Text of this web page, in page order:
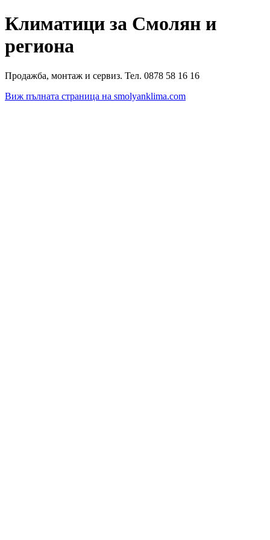
Климатици за Смолян и
региона
Продажба, монтаж и сервиз. Тел. 0878 58 16 16
Виж пълната страница на smolyanklima.com